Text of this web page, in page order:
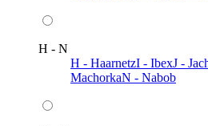
H - N
H - HaarnetzI - IbexJ -
MachorkaN - Nabob